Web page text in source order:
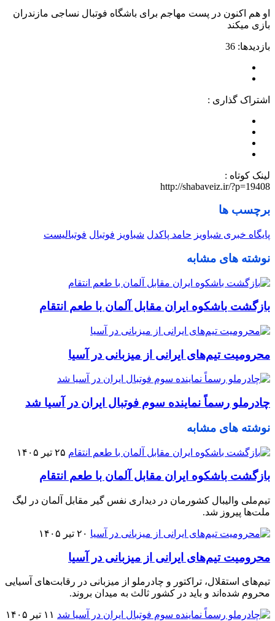
او هم اکنون در پست مهاجم برای باشگاه فوتبال نساجی مازندران
بازی میکند
بازدیدها: 36
اشتراک گذاری :
لینک کوتاه :
http://shabaveiz.ir/?p=19408
برچسب ها
پایگاه خبری شباویز حامد پاکدل شباویز فوتبال فوتبالیست
نوشته های مشابه
بازگشت باشکوه ایران مقابل آلمان با طعم انتقام
محرومیت تیم‌های ایرانی از میزبانی در آسیا
چادرملو رسماً نماینده سوم فوتبال ایران در آسیا شد
نوشته های مشابه
۲۵ تیر ۱۴۰۵
بازگشت باشکوه ایران مقابل آلمان با طعم انتقام
تیم‌ملی والیبال کشورمان در دیداری نفس گیر مقابل آلمان در لیگ
ملت‌ها پیروز شد.
۲۰ تیر ۱۴۰۵
محرومیت تیم‌های ایرانی از میزبانی در آسیا
تیم‌های استقلال، تراکتور و چادرملو از میزبانی در رقابت‌های آسیایی
محروم شده‌اند و باید در کشور ثالث به میدان بروند.
۱۱ تیر ۱۴۰۵